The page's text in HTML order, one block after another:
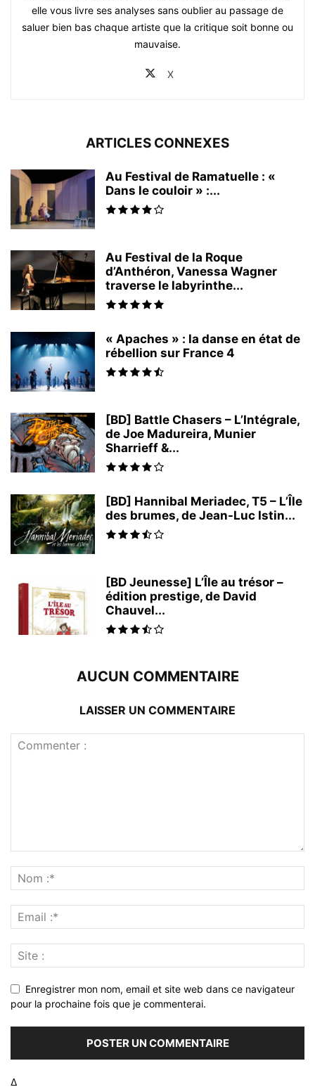
elle vous livre ses analyses sans oublier au passage de
saluer bien bas chaque artiste que la critique soit bonne ou
mauvaise.
X
ARTICLES CONNEXES
Au Festival de Ramatuelle : «
Dans le couloir » :...
Au Festival de la Roque
d’Anthéron, Vanessa Wagner
traverse le labyrinthe...
« Apaches » : la danse en état de
rébellion sur France 4
[BD] Battle Chasers – L’Intégrale,
de Joe Madureira, Munier
Sharrieff &...
[BD] Hannibal Meriadec, T5 – L’Île
des brumes, de Jean-Luc Istin...
[BD Jeunesse] L’Île au trésor –
édition prestige, de David
Chauvel...
AUCUN COMMENTAIRE
LAISSER UN COMMENTAIRE
Enregistrer mon nom, email et site web dans ce navigateur
pour la prochaine fois que je commenterai.
Δ